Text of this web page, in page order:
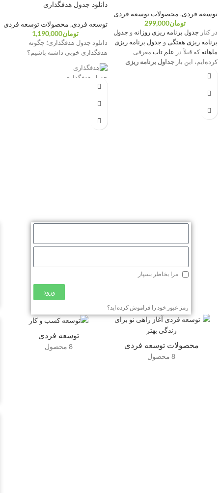
توسعه فردی, محصولات توسعه فردی
تومان299,000
در کنار جدول برنامه ریزی روزانه و جدول
برنامه ریزی هفتگی و جدول برنامه ریزی
ماهانه که قبلاً در علم تاب معرفی
کرده‌ایم، این بار جداول برنامه ریزی
روزانه، هفتگی و ماهانه
قرار داده ایم.
دانلود جدول هدفگذاری
توسعه فردی, محصولات توسعه فردی
تومان1,190,000
دانلود جدول هدفگذاری؛ چگونه
هدفگذاری خوبی داشته باشیم؟
جدول هدفگذاری
مرا بخاطر بسپار
ورود
رمز عبور خود را فراموش کرده اید؟
محصولات توسعه فردی
8 محصول
توسعه فردی
8 محصول